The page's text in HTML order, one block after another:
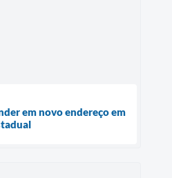
em novo endereço em